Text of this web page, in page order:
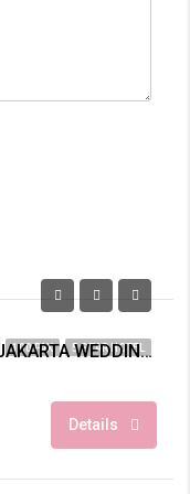
100 PAX 5 STAR HOTELGARDEN AT HOTEL BOROBUDUR JAKARTA WEDDING 100 PAX
Details